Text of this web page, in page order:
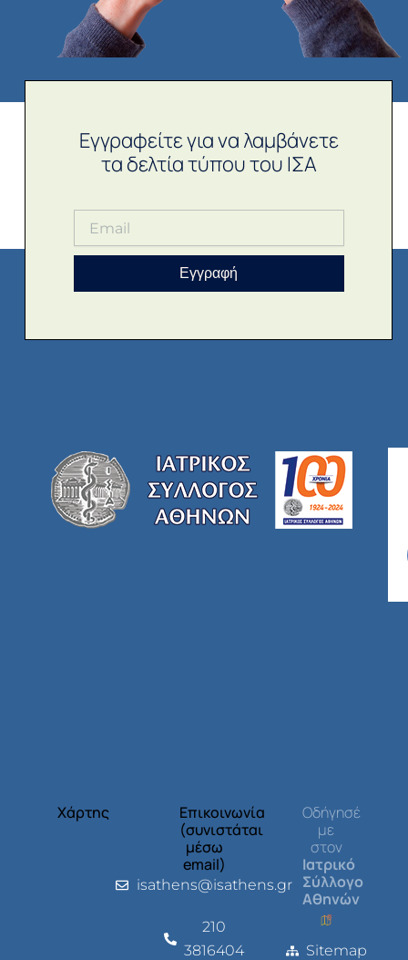
Εγγραφείτε για να λαμβάνετε
τα δελτία τύπου του ΙΣΑ
Εγγραφή
Χάρτης
Επικοινωνία
(συνιστάται
μέσω
email)
isathens@isathens.gr
210
3816404
Οδήγησέ
με
στον
Ιατρικό
Σύλλογο
Αθηνών
Sitemap